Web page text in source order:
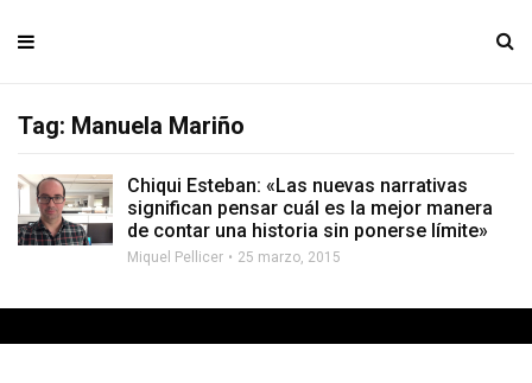
Tag: Manuela Mariño
Chiqui Esteban: «Las nuevas narrativas
significan pensar cuál es la mejor manera
de contar una historia sin ponerse límite»
Miquel Pellicer 25 marzo, 2015